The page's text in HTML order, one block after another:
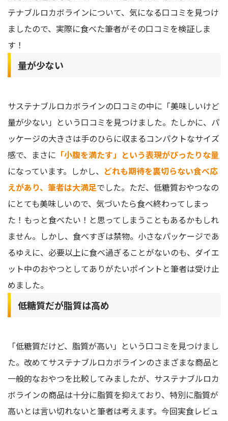
テナブルロカボラインについて、気になる口コミを見つけ
ましたので、実際に食べた筆者がその口コミを検証しま
す！
量が少ない
サステナブルロカボラインの口コミの中に「美味しいけど
量が少ない」という口コミを見つけました。たしかに、パ
ッケージの大きさは手のひらに収まるコンパクトなサイズ
感で、まさに 「小腹を満たす」という表現がぴったりな量
になっています。しかし、 どれも期待を裏切らない食べ応
えがあり、筆者は大満足でした。ただ、低糖質おやつなの
にとても美味しいので、気づいたら食べ終わってしまっ
た！もっと食べたい！と思ってしまうこともあるかもしれ
ません。しかし、食べすぎは禁物。小さなパッケージであ
るゆえに、必要以上に食べ過ぎることがないのも、ダイエ
ット中のおやつとしてありがたいポイントと筆者は受け止
めました。
低糖質だが脂質は高め
「低糖質だけど、脂質が高い」という口コミを見つけまし
た。改めてサステナブルロカボラインのさまざまな商品と
一般的なおやつを比較してみましたが、サステナブルロカ
ボラインの商品は十分に脂質を抑えており、特別に脂質が
高いとは言い切れないと筆者は考えます。今回実食レビュ